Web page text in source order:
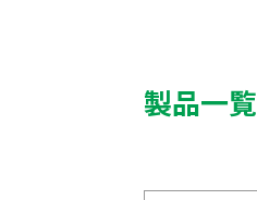
製品一覧